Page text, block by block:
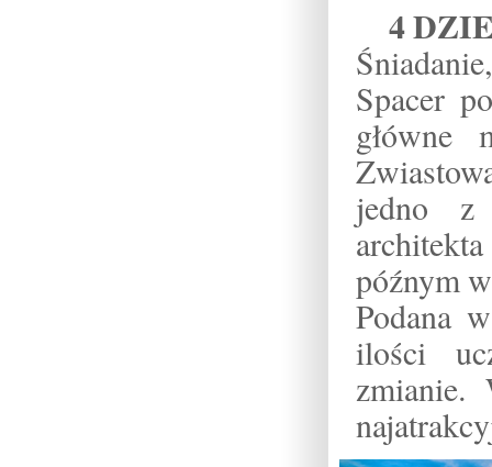
4
Spacer
główne
jedno z
późnym
Podana
ilości
zmianie.